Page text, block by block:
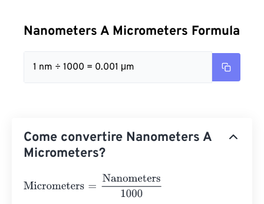
Nanometers A Micrometers Formula
1 nm ÷ 1000 = 0.001 μm
Come convertire Nanometers A
Micrometers?
Micrometers Nanometers1000